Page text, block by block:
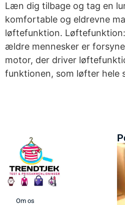
Læn dig tilbage og tag en
komfortable og eldrevne
løftefunktion.
ældre mennesker er
motor, der driver
funktionen, som løfter hele
Om os